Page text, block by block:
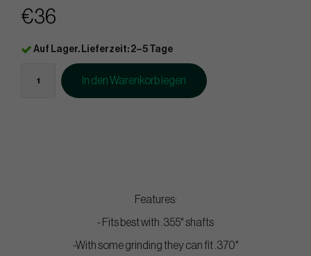
€36
Auf Lager. Lieferzeit: 2–5 Tage
In den Warenkorb legen
Features:
- Fits best with .355" shafts
-With some grinding they can fit .370"